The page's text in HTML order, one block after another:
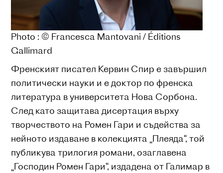
Photo : © Francesca Mantovani / Éditions
Gallimard
Френският писател Кервин Спир е завършил
политически науки и е доктор по френска
литература в университета Нова Сорбона.
След като защитава дисертация върху
творчеството на Ромен Гари и съдейства за
нейното издаване в колекцията „Плеяда“, той
публикува трилогия романи, озаглавена
„Господин Ромен Гари“, издадена от Галимар в